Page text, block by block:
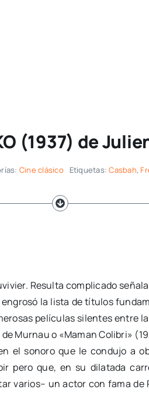
(1937) de
Cine clásico Etiquetas:Casbah,
Resulta complicado
la lista de títulos
películas silentes entre
Murnau o «Maman Colibri»
el sonoro que le condujo a
pero que, en su dilatada
varios– un actor con fama